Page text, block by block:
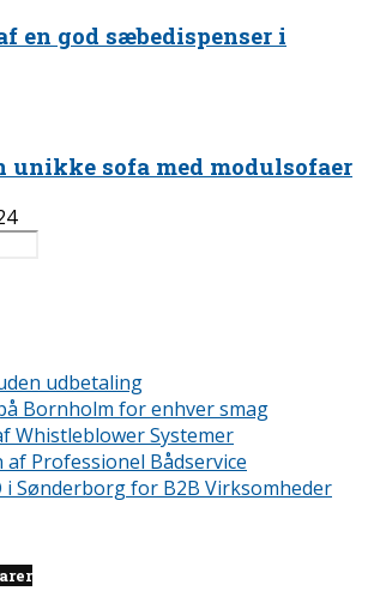
en god sæbedispenser i
unikke sofa med modulsofaer
udbetaling
Bornholm for enhver smag
Whistleblower Systemer
Professionel Bådservice
i Sønderborg for B2B Virksomheder